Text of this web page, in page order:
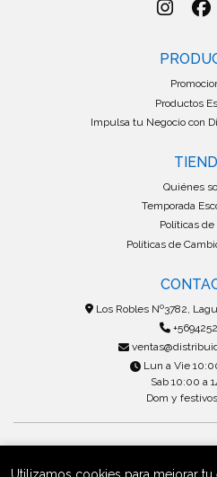
Productos
Impulsa tu Negocio con
Quiénes
Temporada
Políticas de
Políticas de
Los Robles Nº3782,
Lun a Vie
Sab 10:00 a
Dom y